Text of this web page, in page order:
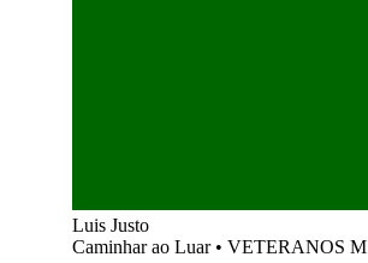
Luis Justo
Caminhar ao Luar • VETERANOS M